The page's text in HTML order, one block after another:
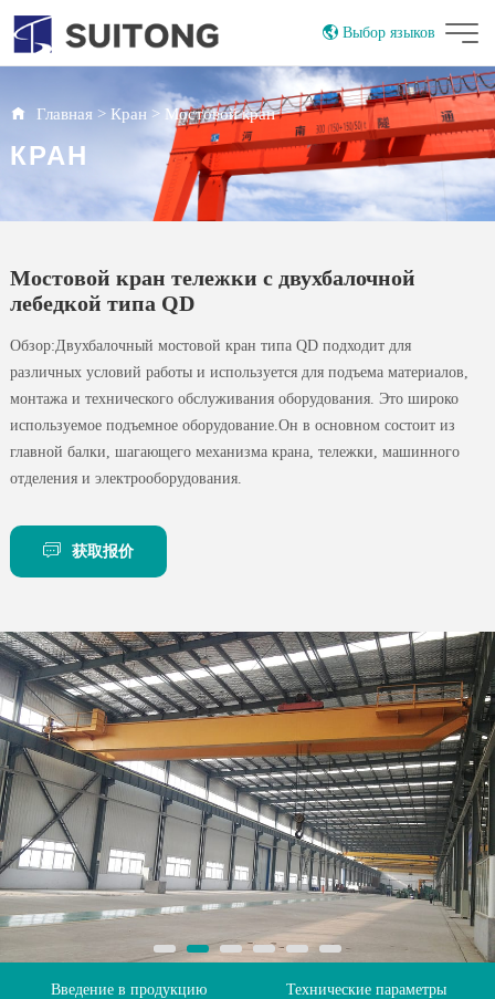
Выбор языков
China
English
Главная> Кран> Мостовой кран
КРАН
Мостовой кран тележки с двухбалочной
лебедкой типа QD
Обзор:Двухбалочный мостовой кран типа QD подходит для
различных условий работы и используется для подъема материалов,
монтажа и технического обслуживания оборудования. Это широко
используемое подъемное оборудование.Он в основном состоит из
главной балки, шагающего механизма крана, тележки, машинного
отделения и электрооборудования.
获取报价
Введение в продукцию Технические параметры